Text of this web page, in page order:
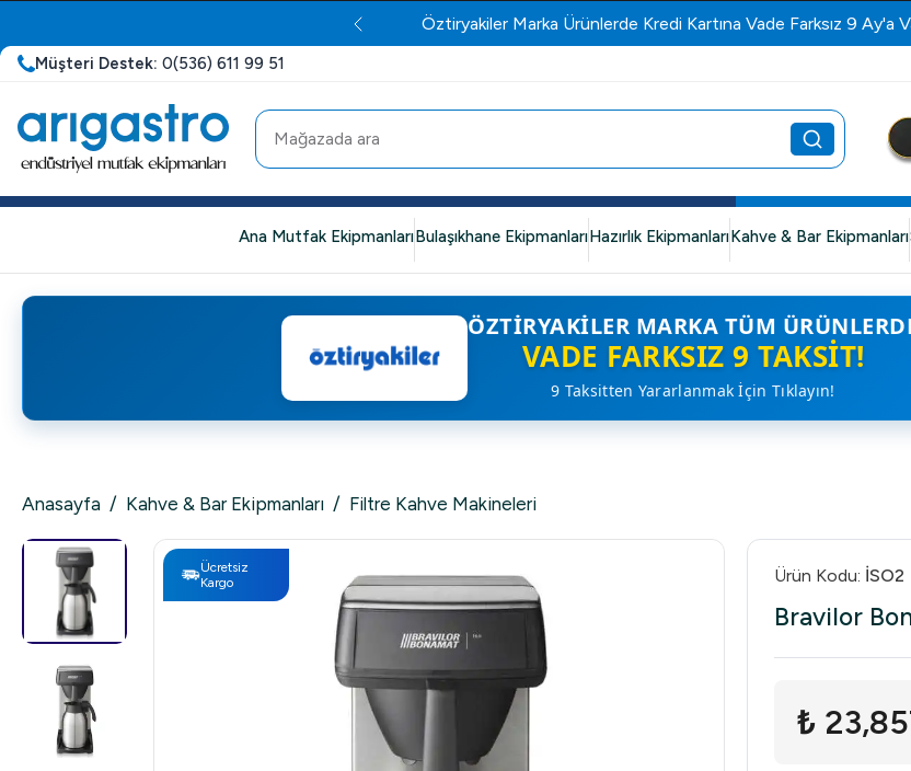
Öztiryakiler Yetkili Bayi
Müşteri Destek: 0(536) 611 99 51
Ana Mutfak EkipmanlarıBulaşıkhane EkipmanlarıHazırlık EkipmanlarıKahve & Bar Ekipmanları
ÖZTIRYAKILER MARKA TÜM
VADE FARKSIZ 9 TAKSIT!
9 Taksitten Yararlanmak İçin Tıklayın!
Anasayfa / Kahve & Bar Ekipmanları / Filtre Kahve Makineleri
Ücretsiz
Kargo
Ürün Kodu: İSO2
Bravilor
₺